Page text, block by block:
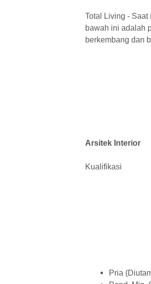
Total Living -
bawah ini adalah
berkembang dan
Arsitek Interior
Kualifikasi
Pria